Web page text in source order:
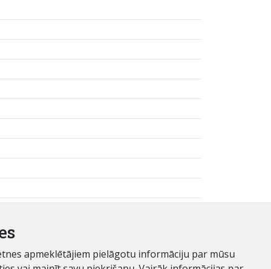
apmeklētājiem pielāgotu informāciju par mūsu